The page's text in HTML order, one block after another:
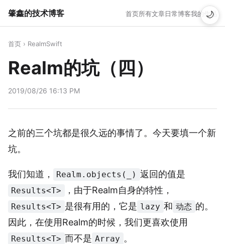
肇鑫的技术博客 首页所有文章日常博客我的作品
首页 › RealmSwift
Realm的坑（四）
2019/08/26 16:13 PM
之前的三个坑都是很久远的事情了。今天要填一个新
坑。
我们知道， Realm.objects(_) 返回的值是
Results<T> ，由于Realm自身的特性，
Results<T> 是很有用的，它是 lazy 和 动态 的。
因此，在使用Realm的时候，我们更喜欢使用
Results<T> 而不是 Array 。
🌙